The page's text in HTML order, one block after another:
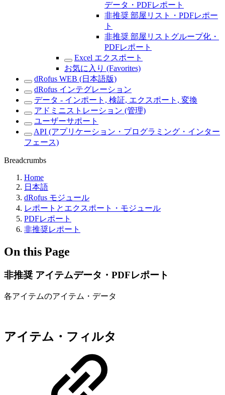
データ・PDFレポート
非推奨 部屋リスト・PDFレポー
ト
非推奨 部屋リストグループ化・
PDFレポート
Excel エクスポート
お気に入り (Favorites)
dRofus WEB (日本語版)
dRofus インテグレーション
データ - インポート, 検証, エクスポート, 変換
アドミニストレーション (管理)
ユーザーサポート
API (アプリケーション・プログラミング・インター
フェース)
Breadcrumbs
Home
日本語
dRofus モジュール
レポートとエクスポート・モジュール
PDFレポート
非推奨レポート
On this Page
非推奨 アイテムデータ・PDFレポート
各アイテムのアイテム・データ
アイテム・フィルタ